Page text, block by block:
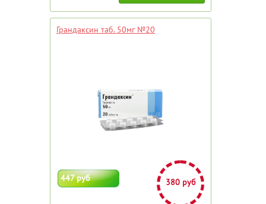
Грандаксин таб. 50мг №20
447 руб 380 руб